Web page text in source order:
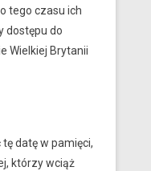
tego czasu ich
dostępu do
Wielkiej Brytanii
datę w pamięci,
którzy wciąż